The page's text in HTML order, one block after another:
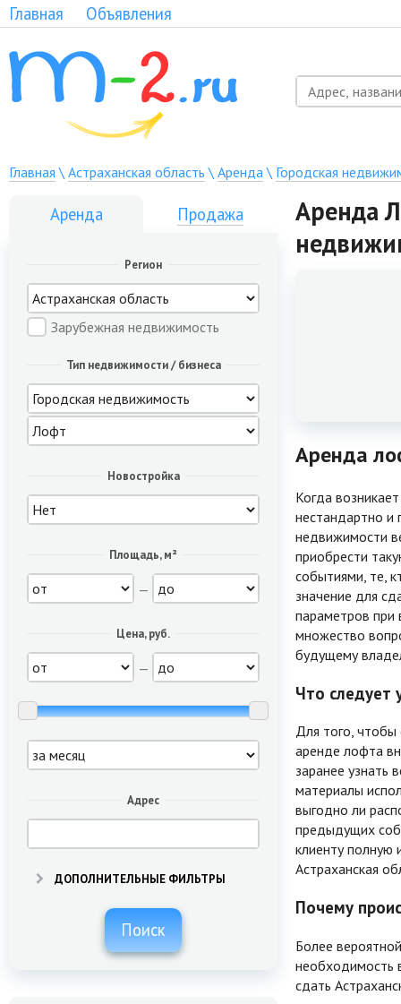
Главная Объявления
Главная \ Астраханская область \ Аренда\ Городская
Аренда Продажа
Регион
Зарубежная недвижимость
Тип недвижимости / бизнеса
Новостройка
Площадь, м²
—
Цена, руб.
—
Адрес
ДОПОЛНИТЕЛЬНЫЕ ФИЛЬТРЫ
Поиск
Аренда
Аренда
Когда
нестандартно
недвижимости
приобрести
событиями, те,
значение для
параметров при
множество
будущему
Что следует
Для того,
аренде лофта
заранее узнать
материалы
выгодно ли
предыдущих
клиенту полную
Астраханская
Почему
Более
необходимость
сдать